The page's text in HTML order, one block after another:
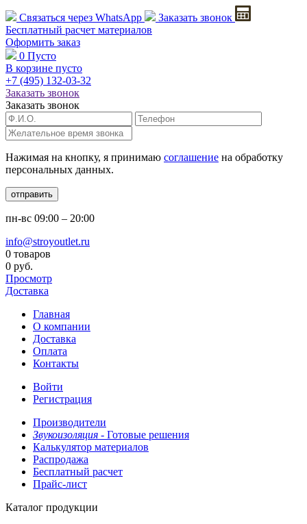
Связаться через WhatsApp
Заказать звонок
Бесплатный расчет материалов
Оформить заказ
0 Пусто
В корзине пусто
+7 (495) 132-03-32
Заказать звонок
Заказать звонок
Нажимая на кнопку, я принимаю соглашение на обработку
персональных данных.
отправить
пн-вс 09:00 – 20:00
info@stroyoutlet.ru
0 товаров
0 руб.
Просмотр
Доставка
Главная
О компании
Доставка
Оплата
Контакты
Войти
Регистрация
Производители
Звукоизоляция - Готовые решения
Калькулятор материалов
Распродажа
Бесплатный расчет
Прайс-лист
Каталог продукции